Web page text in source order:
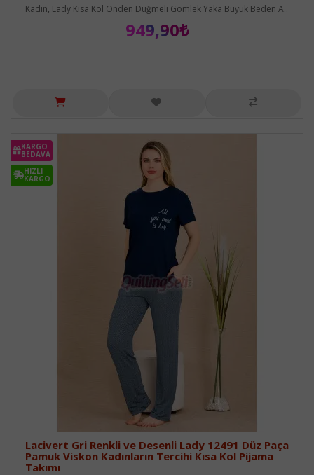
Kadın, Lady Kısa Kol Önden Düğmeli Gömlek Yaka Büyük Beden A..
949,90₺
KARGO
BEDAVA
HIZLI
KARGO
Lacivert Gri Renkli ve Desenli Lady 12491 Düz Paça
Pamuk Viskon Kadınların Tercihi Kısa Kol Pijama
Takımı